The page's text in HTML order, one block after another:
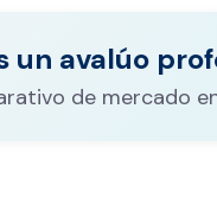
incluyen
según el valor del
un avalúo
de mercado